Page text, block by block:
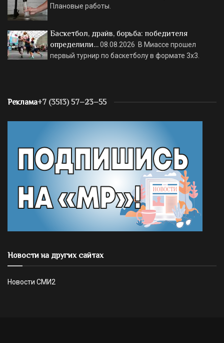
Плановые работы.
Баскетбол, драйв, борьба: победителя
определили…08.08.2026 В Миассе прошел
первый турнир по баскетболу в формате 3х3.
Реклама+7 (3513) 57–23–55
Новости на других сайтах
Новости СМИ2